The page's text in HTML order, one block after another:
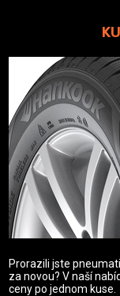
Prorazili jste
za novou? V naší
ceny po jednom kuse.